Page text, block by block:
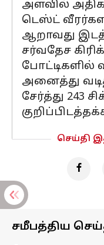
அளவில் அதிக
டெஸ்ட்
ஆறாவது
சர்வதேச
போட்டிகளில்
அனைத்து
சேர்த்து 243
செய்தி
சமீபத்திய